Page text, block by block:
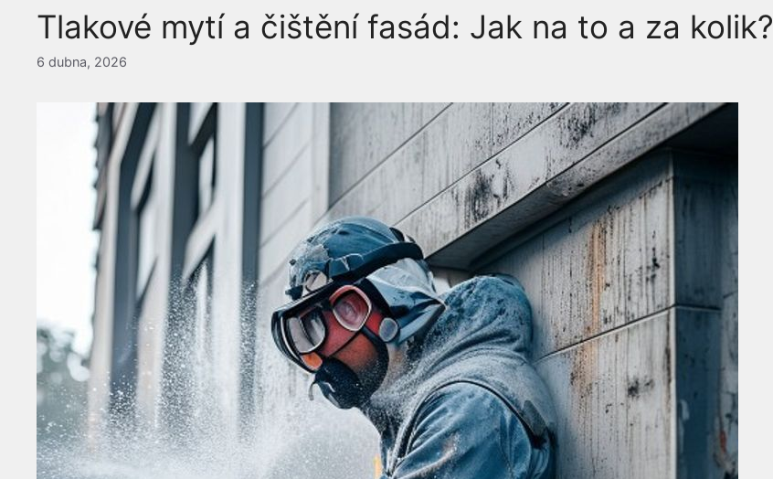
Tlakové mytí a čištění fasád: Jak na to a za kolik?
6 dubna, 2026